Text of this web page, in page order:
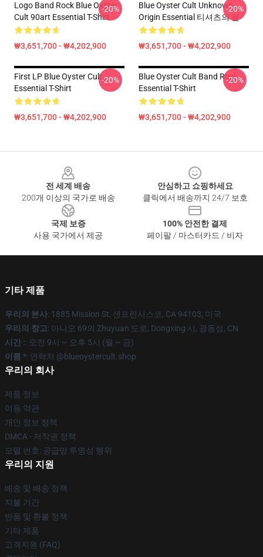
Logo Band Rock Blue Oyster
Cult 90art Essential T-Shirt
₩3,651,700 - ₩4,202,900
-20%
Blue Oyster Cult Unknown
Origin Essential 티셔츠의 불
₩3,651,700 - ₩4,202,900
-20%
First LP Blue Oyster Cult
Essential T-Shirt
₩3,651,700 - ₩4,202,900
-20%
Blue Oyster Cult Band Rock
Essential T-Shirt
₩3,651,700 - ₩4,202,900
-20%
전 세계 배송
200개 이상의 국가로 배송
안심하고 쇼핑하세요
클릭에서 배송까지 24/7 보호
국제 보증
사용 국가에서 제공
100% 안전한 결제
페이팔 / 마스터카드 / 비자
기타 제품
우리의 본사: 1885 Mission St, 샌프란시스코, CA 94103, 미국
우리의 창고: 아니오 69의 Zhuyuan 도로, Dongxing 시, 광동성, CN
시간 :: 오전 9시 ~ 오후 5시 (월 ~ 금)
이름 *: 연락처 @blueoystercult.shop
우리의 회사
제품 정보
이용 약관
개인 정보 정책
DMCA - 저작권 정책
모델 번호: 공급망 투명성 행위
우리의 지원
배송 및 배송 정책
지불 기간
반품 및 환불 정책
기타 제품
고객지원 (FAQ)